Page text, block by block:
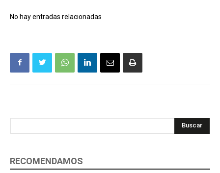
No hay entradas relacionadas
Buscar
RECOMENDAMOS